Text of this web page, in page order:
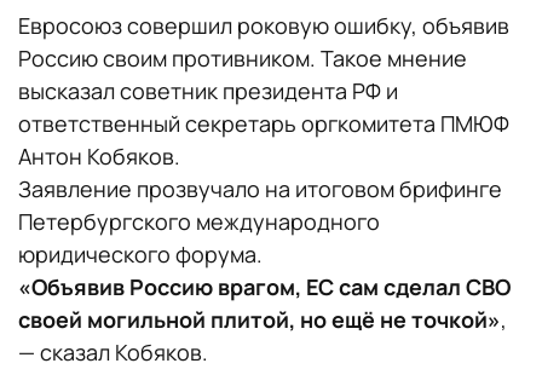
Евросоюз совершил роковую ошибку, объявив
Россию своим противником. Такое мнение
высказал советник президента РФ и
ответственный секретарь оргкомитета ПМЮФ
Антон Кобяков.
Заявление прозвучало на итоговом брифинге
Петербургского международного
юридического форума.
«Объявив Россию врагом, ЕС сам сделал СВО
своей могильной плитой, но ещё не точкой»,
— сказал Кобяков.